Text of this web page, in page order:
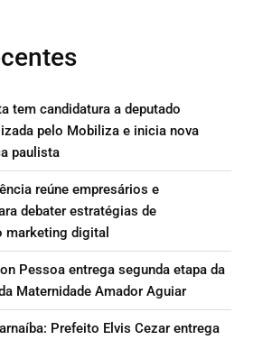
tem candidatura a deputado
pelo Mobiliza e inicia nova
paulista
reúne empresários e
debater estratégias de
marketing digital
Pessoa entrega segunda etapa da
Maternidade Amador Aguiar
Prefeito Elvis Cezar entrega